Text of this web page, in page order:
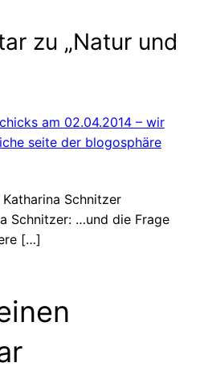
zu „Natur und
am 02.04.2014 – wir
seite der blogosphäre
Schnitzer
Schnitzer: …und die Frage
[…]